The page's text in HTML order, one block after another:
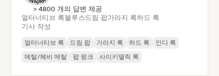
> 4800 개의 답변 제공
얼터너티브 록블루스드림 팝가라지 록하드 록
기사 작성
얼터너티브 록 드림 팝 가라지 록 하드 록
인디 록
메탈/헤비 메탈
팝 펑크 사이키델릭 록